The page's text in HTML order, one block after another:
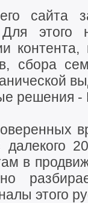
сайта
этого
сбора
решения -
далекого
в
этого